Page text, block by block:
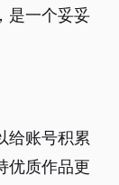
是一个妥妥
给账号积累
优质作品更